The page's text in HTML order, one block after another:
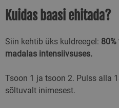
Kuidas baasi ehitada?
Siin kehtib üks kuldreegel:
madalas intensiivsuses.
Tsoon 1 ja tsoon 2. Pulss alla
sõltuvalt inimesest.